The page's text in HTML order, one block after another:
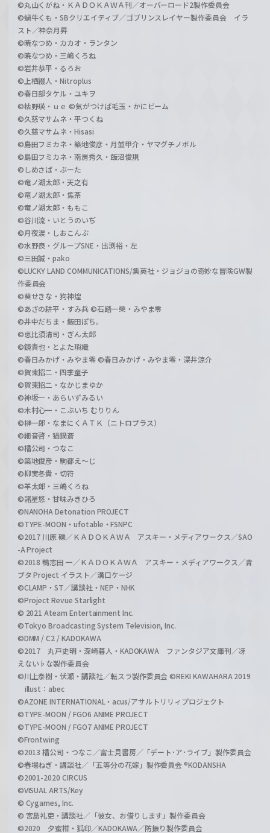
©丸山くがね・ＫＡＤＯＫＡＷＡ刊／オーバーロード2製作委員会
©蝸牛くも・SBクリエイティブ／ゴブリンスレイヤー製作委員会 イラ
スト／神奈月昇
©暁なつめ・カカオ・ランタン
©暁なつめ・三嶋くろね
©岩井恭平・るろお
©上栖綴人・Nitroplus
©春日部タケル・ユキヲ
©枯野瑛・ｕｅ ©気がつけば毛玉・かにビーム
©久慈マサムネ・平つくね
©久慈マサムネ・Hisasi
©島田フミカネ・築地俊彦・月並甲介・ヤマグチノボル
©島田フミカネ・南房秀久・飯沼俊規
©しめさば・ぶーた
©竜ノ湖太郎・天之有
©竜ノ湖太郎・焦茶
©竜ノ湖太郎・ももこ
©谷川流・いとうのいぢ
©月夜涙・しおこんぶ
©水野良・グループSNE・出渕裕・左
©三田誠・pako
©LUCKY LAND COMMUNICATIONS/集英社・ジョジョの奇妙な冒険GW製
作委員会
©葵せきな・狗神煌
©あざの耕平・すみ兵 ©石踏一榮・みやま零
©井中だちま・飯田ぽち。
©恵比須清司・ぎん太郎
©鏡貴也・とよた瑣織
©春日みかげ・みやま零 ©春日みかげ・みやま零・深井涼介
©賀東招二・四季童子
©賀東招二・なかじまゆか
©神坂一・あらいずみるい
©木村心一・こぶいち むりりん
©榊一郎・なまにくＡＴＫ（ニトロプラス）
©細音啓・猫鍋蒼
©橘公司・つなこ
©築地俊彦・駒都え～じ
©柳実冬貴・切符
©羊太郎・三嶋くろね
©諸星悠・甘味みきひろ
©NANOHA Detonation PROJECT
©TYPE-MOON・ufotable・FSNPC
©2017 川原 礫／ＫＡＤＯＫＡＷＡ アスキー・メディアワークス／SAO
-A Project
©2018 鴨志田 一／ＫＡＤＯＫＡＷＡ アスキー・メディアワークス／青
ブタ Project イラスト／溝口ケージ
©CLAMP・ST／講談社・NEP・NHK
©Project Revue Starlight
© 2021 Ateam Entertainment Inc.
©Tokyo Broadcasting System Television, Inc.
©DMM / C2 / KADOKAWA
©2017 丸戸史明・深崎暮人・KADOKAWA ファンタジア文庫刊／冴
えない♭な製作委員会
©川上泰樹・伏瀬・講談社／転スラ製作委員会 ©REKI KAWAHARA 2019
illust：abec
©AZONE INTERNATIONAL・acus/アサルトリリィプロジェクト
©TYPE-MOON / FGO6 ANIME PROJECT
©TYPE-MOON / FGO7 ANIME PROJECT
©Frontwing
©2013 橘公司・つなこ／富士見書房／「デート･ア･ライブ」製作委員会
©春場ねぎ・講談社／「五等分の花嫁」製作委員会 ®KODANSHA
©2001-2020 CIRCUS
©VISUAL ARTS/Key
© Cygames, Inc.
© 宮島礼吏・講談社／「彼女、お借りします」製作委員会
©2020 夕蜜柑・狐印／KADOKAWA／防振り製作委員会